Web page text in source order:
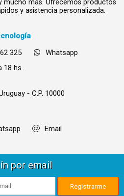
mucho más. Ofrecemos productos
y asistencia personalizada.
325
Whatsapp
18 hs.
- C.P. 10000
Email
por email